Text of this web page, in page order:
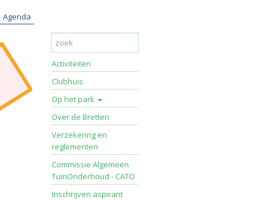
Agenda
Activiteiten
Clubhuis
Op het park
Over de Bretten
Verzekering en
reglementen
Commissie Algemeen
TuinOnderhoud - CATO
Inschrijven aspirant